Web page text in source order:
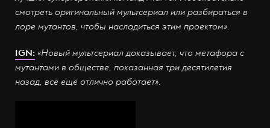
смотреть оригинальный мультсериал или разбираться в
лоре мутантов, чтобы насладиться этим проектом».
IGN: «Новый мультсериал доказывает, что метафора с
мутантами в обществе, показанная три десятилетия
назад, всё ещё отлично работает».